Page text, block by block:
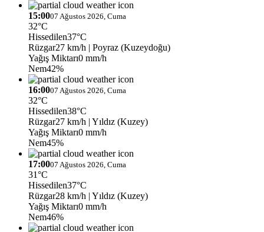
15:0007 Ağustos 2026, Cuma
32°C
Hissedilen37°C
Rüzgar27 km/h | Poyraz (Kuzeydoğu)
Yağış Miktarı0 mm/h
Nem42%
16:0007 Ağustos 2026, Cuma
32°C
Hissedilen38°C
Rüzgar27 km/h | Yıldız (Kuzey)
Yağış Miktarı0 mm/h
Nem45%
17:0007 Ağustos 2026, Cuma
31°C
Hissedilen37°C
Rüzgar28 km/h | Yıldız (Kuzey)
Yağış Miktarı0 mm/h
Nem46%